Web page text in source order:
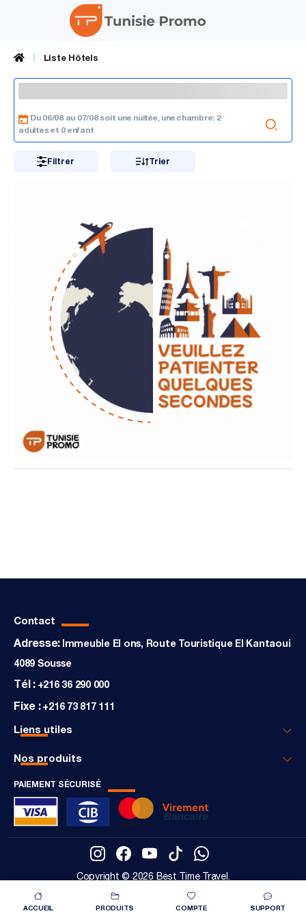
Liste Hôtels
Du 06/08 au 07/08 soit une nuitée une chambre: 2
adultes et 0 enfant
Filtrer Trier
Contact
Adresse: Immeuble El ons, Route Touristique El Kantaoui
4089 Sousse
Tél : +216 36 290 000
Fixe : +216 73 817 111
Liens utiles
Nos produits
PAIEMENT SÉCURISÉ
Copyright © 2026 Best Time Travel.
All rights reserved
ACCUEIL PRODUITS COMPTE SUPPORT